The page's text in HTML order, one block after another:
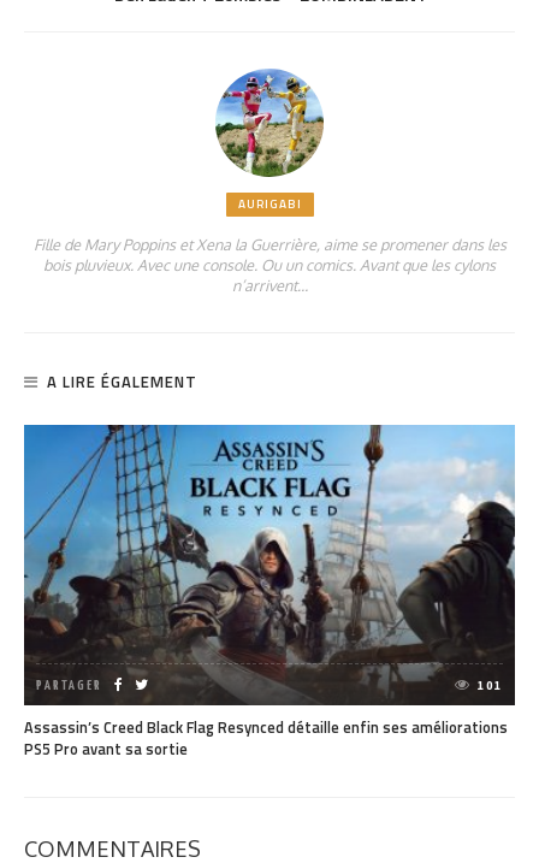
AURIGABI
Fille de Mary Poppins et Xena la Guerrière, aime se promener dans les
bois pluvieux. Avec une console. Ou un comics. Avant que les cylons
n’arrivent…
A LIRE ÉGALEMENT
PARTAGER 101
Assassin’s Creed Black Flag Resynced détaille enfin ses améliorations
PS5 Pro avant sa sortie
COMMENTAIRES